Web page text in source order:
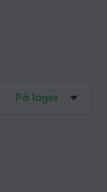
På lager